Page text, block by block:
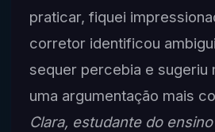
praticar, fiquei
corretor identificou
sequer percebia e sugeriu
uma argumentação mais
Clara, estudante do